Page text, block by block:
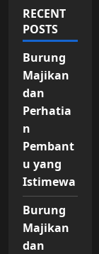
RECENT
POSTS
Burung
Majikan
dan
Perhatia
n
Pembant
u yang
Istimewa
Burung
Majikan
dan